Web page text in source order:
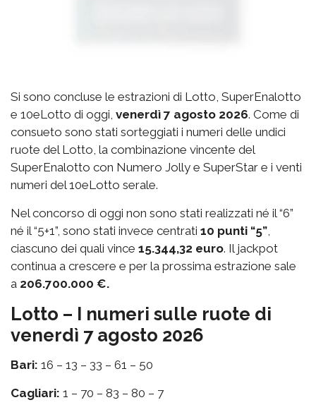
Si sono concluse le estrazioni di Lotto, SuperEnalotto
e 10eLotto di oggi, venerdì 7 agosto 2026. Come di
consueto sono stati sorteggiati i numeri delle undici
ruote del Lotto, la combinazione vincente del
SuperEnalotto con Numero Jolly e SuperStar e i venti
numeri del 10eLotto serale.
Nel concorso di oggi non sono stati realizzati né il “6”
né il “5+1”, sono stati invece centrati 10 punti “5”,
ciascuno dei quali vince 15.344,32 euro. Il jackpot
continua a crescere e per la prossima estrazione sale
a 206.700.000 €.
Lotto – I numeri sulle ruote di
venerdì 7 agosto 2026
Bari: 16 – 13 – 33 – 61 – 50
Cagliari: 1 – 70 – 83 – 80 – 7